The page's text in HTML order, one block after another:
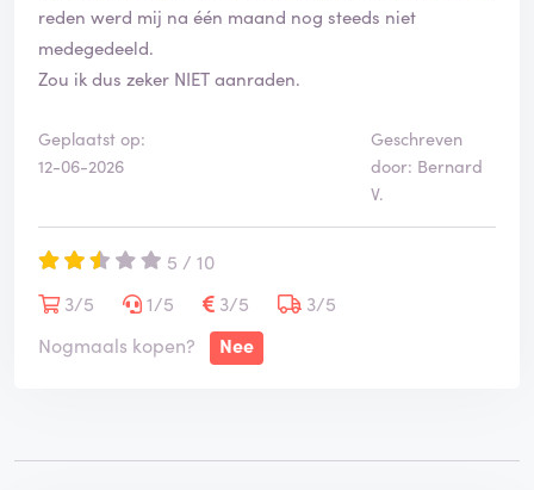
reden werd mij na één maand nog steeds niet
medegedeeld.
Zou ik dus zeker NIET aanraden.
Geplaatst op:
12-06-2026
Geschreven
door: Bernard
V.
5 / 10
3/5
1/5 3/5
3/5
Nogmaals kopen?
Nee